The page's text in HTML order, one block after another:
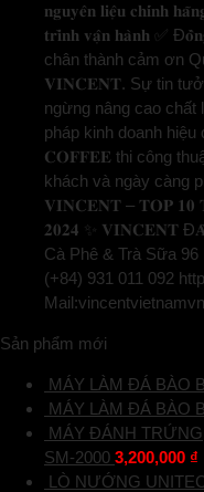
𝐧𝐠𝐮𝐲𝐞̂𝐧 𝐥𝐢𝐞̣̂𝐮 𝐜𝐡𝐢́𝐧𝐡
𝐭𝐫𝐢̀𝐧𝐡 𝐯𝐚̣̂𝐧 𝐡𝐚̀𝐧𝐡 ✅
chân thành cảm ơn
𝐕𝐈𝐍𝐂𝐄𝐍𝐓. Sự tin
ngừng nâng cao chất
pháp kinh doanh
𝐂𝐎𝐅𝐅𝐄𝐄 thi công
khách và ngày
𝐕𝐈𝐍𝐂𝐄𝐍𝐓 – 𝐓𝐎𝐏
𝟐𝟎𝟐𝟒 ✨ 𝐕𝐈𝐍𝐂𝐄𝐍𝐓
Cà Phê & Trà Sữa
(+84) 931 011 092
Sản phẩm mới
MÁY LÀM ĐÁ BÀO
MÁY LÀM ĐÁ BÀO
MÁY ĐÁNH
SM-2000 3,200,000 ₫
LÒ NƯỚNG